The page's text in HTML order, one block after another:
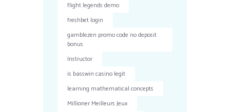
flight legends demo
freshbet login
gamblezen promo code no deposit
bonus
Instructor
is basswin casino legit
learning mathematical concepts
Millioner Meilleurs Jeux